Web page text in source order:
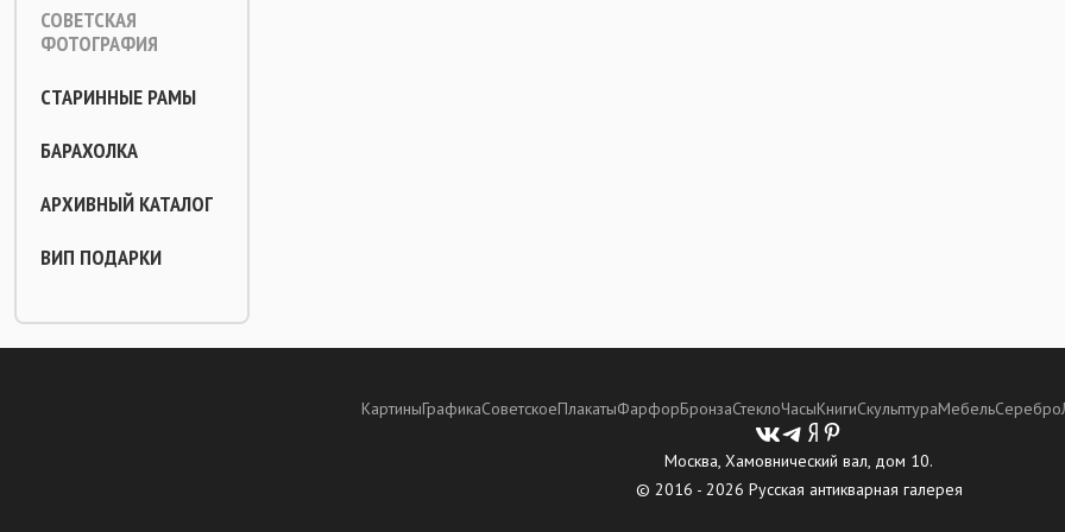
СОВЕТСКАЯ
ФОТОГРАФИЯ
СТАРИННЫЕ РАМЫ
БАРАХОЛКА
АРХИВНЫЙ КАТАЛОГ
ВИП ПОДАРКИ
КартиныГрафикаСоветскоеПлакатыФарфорБронзаСтеклоЧасыКнигиСкульптураМебельСеребро
Москва, Хамовнический вал, дом 10.
© 2016 - 2026 Русская антикварная галерея